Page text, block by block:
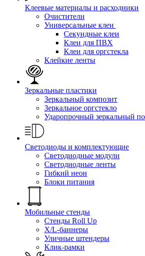
Клеевые материалы и расходники
Очистители
Универсальные клеи
Секундные клеи
Клеи для ПВХ
Клеи для оргстекла
Клейкие ленты
Зеркальные пластики
Зеркальный композит
Зеркальное оргстекло
Ударопрочный зеркальный
Светодиоды и комплектующие
Светодиодные модули
Светодиодные ленты
Гибкий неон
Блоки питания
Мобильные стенды
Стенды Roll Up
X/L-баннеры
Уличные штендеры
Клик-рамки